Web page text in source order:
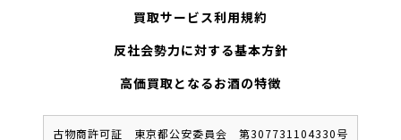
買取サービス利用規約
反社会勢力に対する基本方針
高価買取となるお酒の特徴
古物商許可証 東京都公安委員会 第307731104330号